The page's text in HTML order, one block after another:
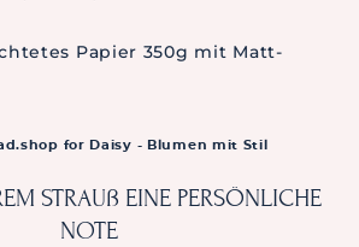
Papier 350g mit Matt-
for Daisy - Blumen mit Stil
STRAUß EINE PERSÖNLICHE
NOTE